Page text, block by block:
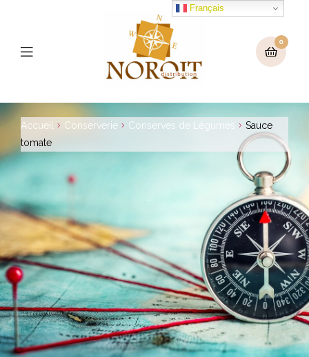
0
Menu
Accueil Conserverie Conserves de Légumes
Sauce
tomate
Français